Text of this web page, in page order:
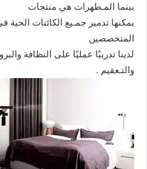
بينما المـطهرات هي منتجات
المتخصصين
لدينا تدريبًا عمليًا على النظافة
والتـعقيم .